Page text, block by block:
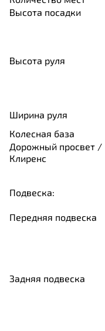
Высота посадки
Высота руля
Ширина руля
Колесная база
Дорожный просвет /
Клиренс
Подвеска:
Передняя подвеска
Задняя подвеска